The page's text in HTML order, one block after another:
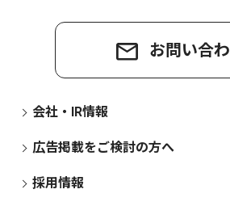
お問い合
会社・IR情報
広告掲載をご検討の方へ
採用情報